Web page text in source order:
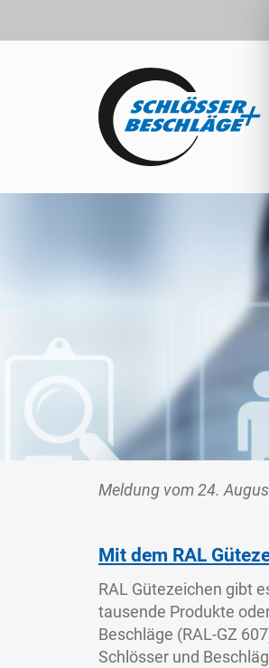
Meldung vom 24.
Mit dem RAL
RAL Gütezeichen gibt
tausende Produkte
Beschläge (RAL-GZ
Schlösser und